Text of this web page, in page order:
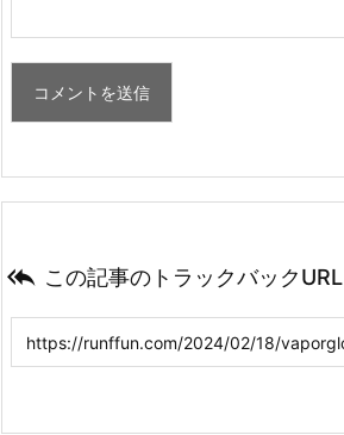
 この記事のトラックバックURL